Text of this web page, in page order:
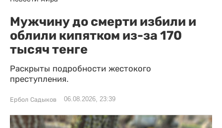
Мужчину до смерти избили и
облили кипятком из-за 170
тысяч тенге
Раскрыты подробности жестокого
преступления.
Ербол Садыков 06.08.2026, 23:39